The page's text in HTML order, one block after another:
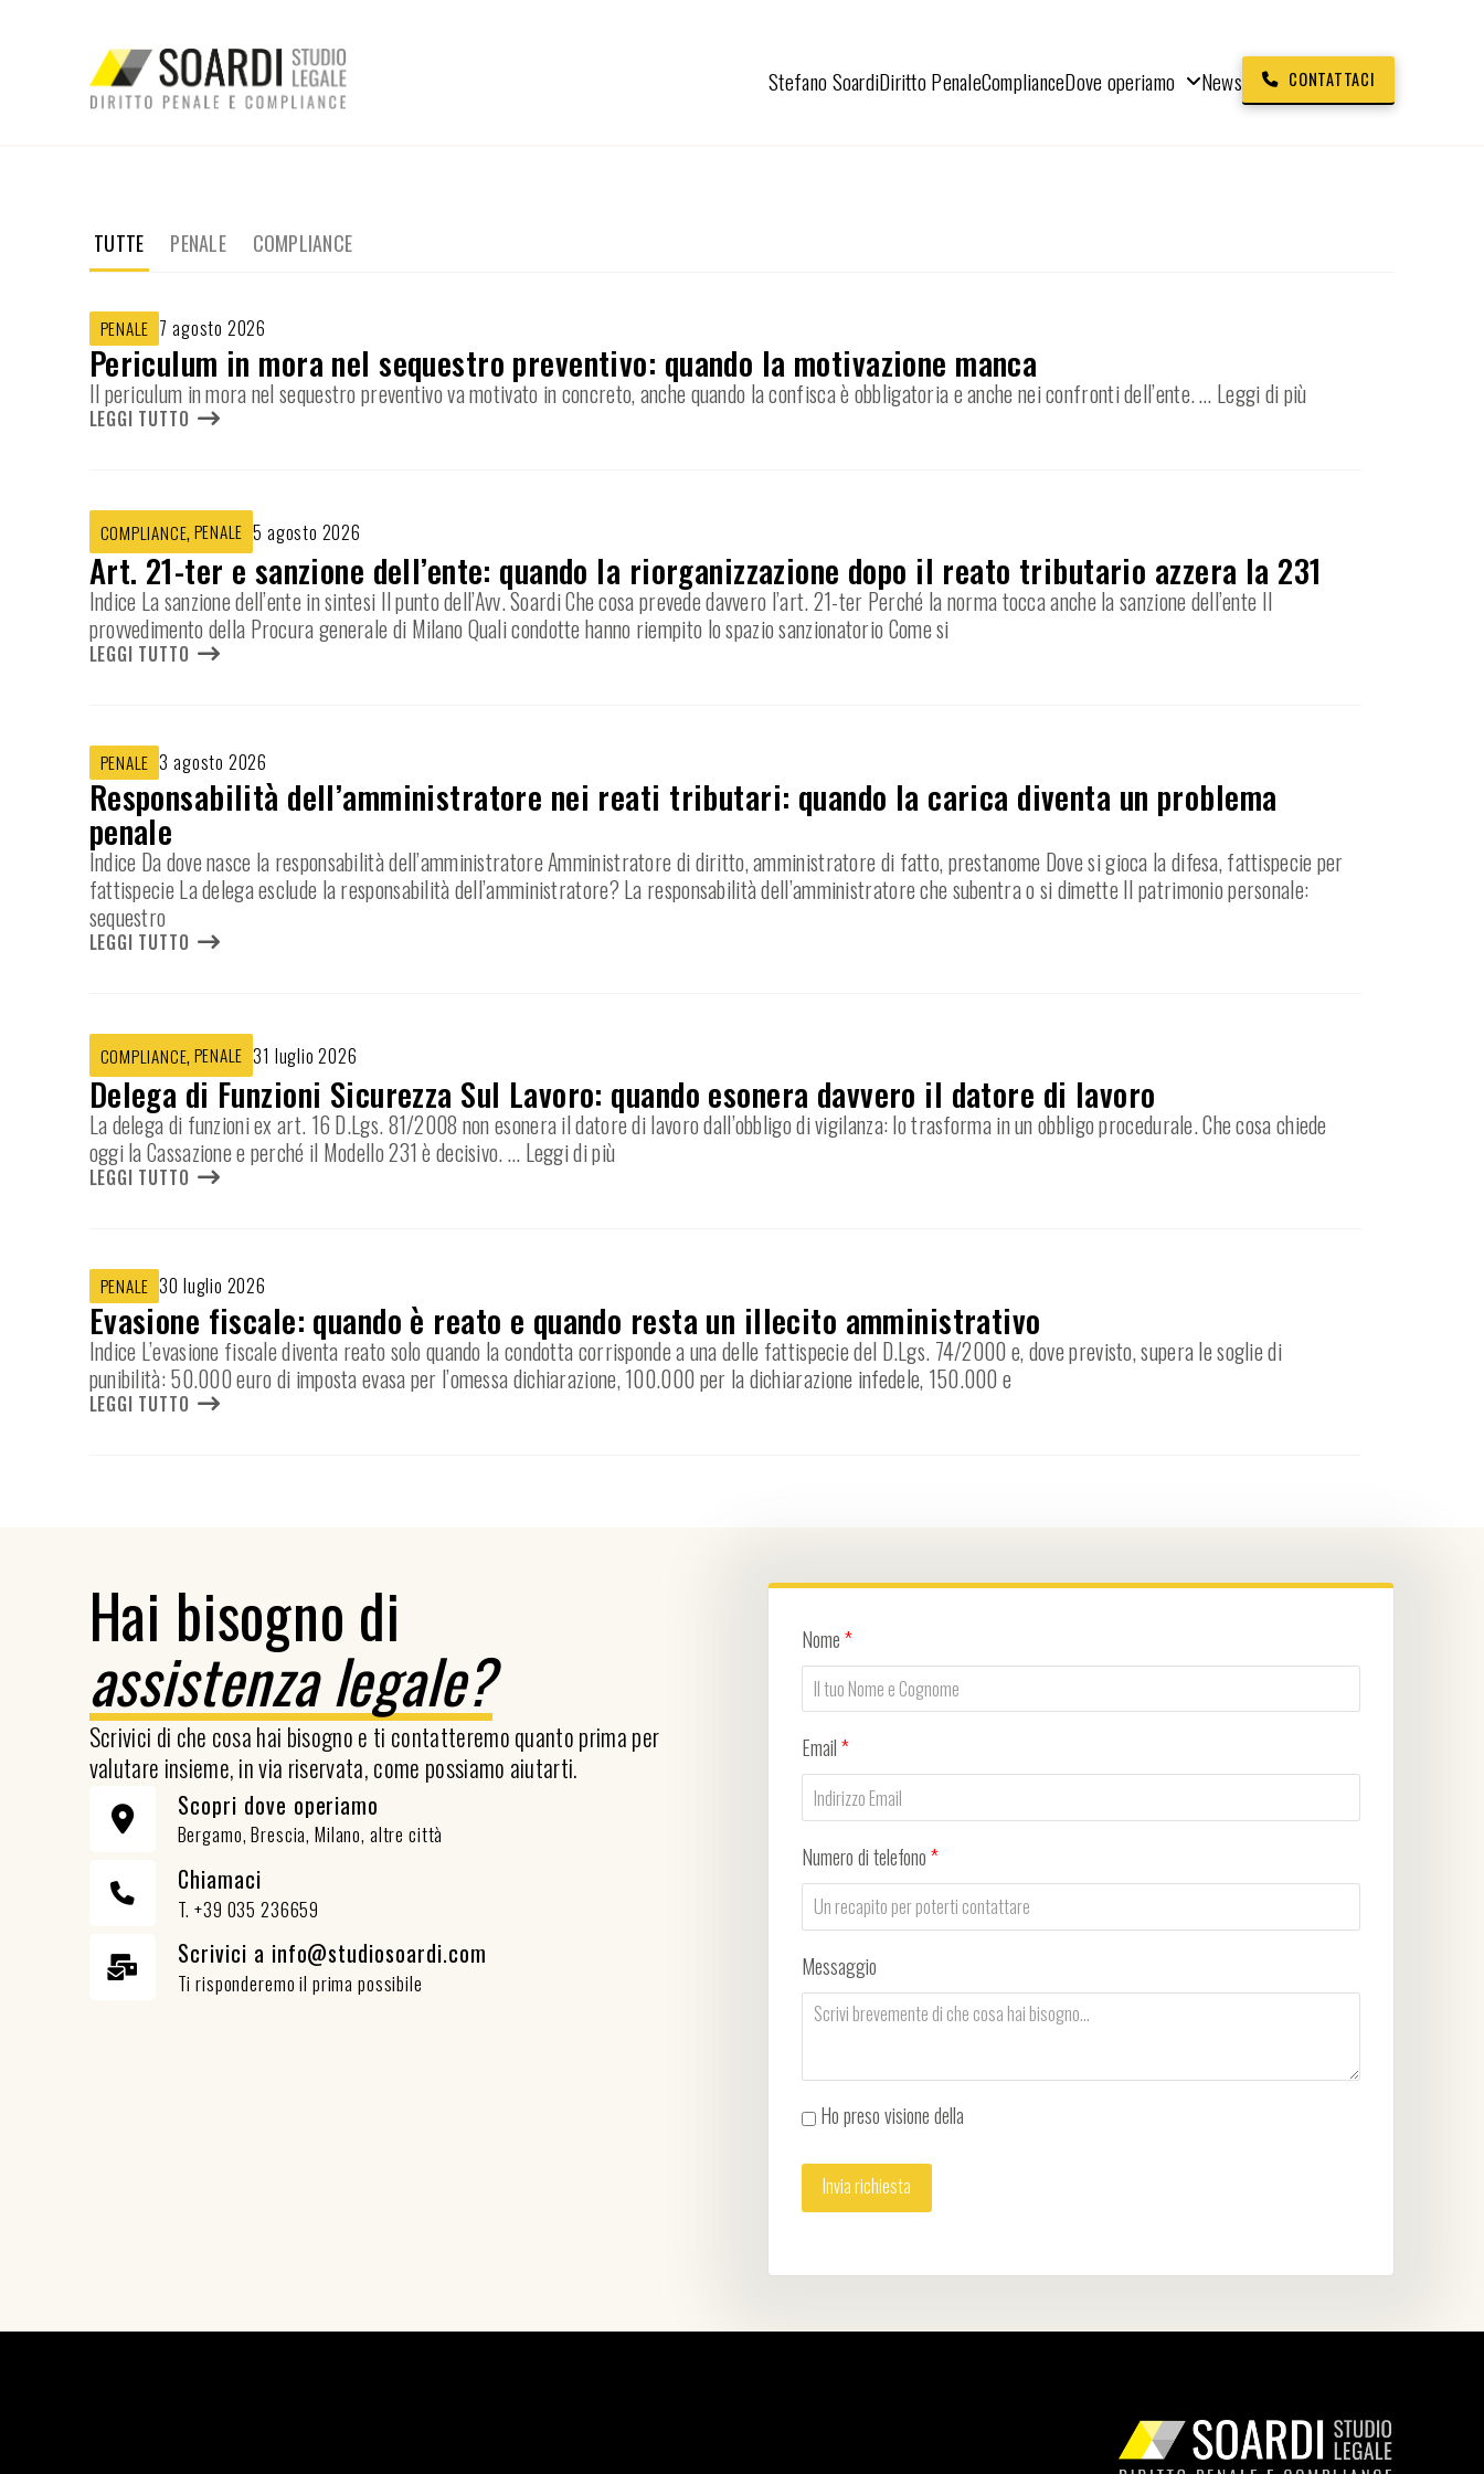
Stefano SoardiDiritto PenaleComplianceDove operiamo News CONTATTACI
TUTTE PENALE COMPLIANCE
PENALE 7 agosto 2026
Periculum in mora nel sequestro preventivo: quando la motivazione manca
Il periculum in mora nel sequestro preventivo va motivato in concreto, anche quando la confisca è obbligatoria e anche nei confronti dell’ente.… Leggi di più
LEGGI TUTTO
COMPLIANCE, PENALE 5 agosto 2026
Art. 21-ter e sanzione dell’ente: quando la riorganizzazione dopo il reato tributario azzera la 231
Indice La sanzione dell’ente in sintesi Il punto dell’Avv. Soardi Che cosa prevede davvero l’art. 21-ter Perché la norma tocca anche la sanzione dell’ente Il
provvedimento della Procura generale di Milano Quali condotte hanno riempito lo spazio sanzionatorio Come si
LEGGI TUTTO
PENALE 3 agosto 2026
Responsabilità dell’amministratore nei reati tributari: quando la carica diventa un problema
penale
Indice Da dove nasce la responsabilità dell’amministratore Amministratore di diritto, amministratore di fatto, prestanome Dove si gioca la difesa, fattispecie per
fattispecie La delega esclude la responsabilità dell’amministratore? La responsabilità dell’amministratore che subentra o si dimette Il patrimonio personale:
sequestro
LEGGI TUTTO
COMPLIANCE, PENALE 31 luglio 2026
Delega di Funzioni Sicurezza Sul Lavoro: quando esonera davvero il datore di lavoro
La delega di funzioni ex art. 16 D.Lgs. 81/2008 non esonera il datore di lavoro dall’obbligo di vigilanza: lo trasforma in un obbligo procedurale. Che cosa chiede
oggi la Cassazione e perché il Modello 231 è decisivo.… Leggi di più
LEGGI TUTTO
PENALE 30 luglio 2026
Evasione fiscale: quando è reato e quando resta un illecito amministrativo
Indice L’evasione fiscale diventa reato solo quando la condotta corrisponde a una delle fattispecie del D.Lgs. 74/2000 e, dove previsto, supera le soglie di
punibilità: 50.000 euro di imposta evasa per l’omessa dichiarazione, 100.000 per la dichiarazione infedele, 150.000 e
LEGGI TUTTO
Hai bisogno di
assistenza legale?
Scrivici di che cosa hai bisogno e ti contatteremo quanto prima per
valutare insieme, in via riservata, come possiamo aiutarti.
Scopri dove operiamo
Bergamo, Brescia, Milano, altre città
Chiamaci
T. +39 035 236659
Scrivici a info@studiosoardi.com
Ti risponderemo il prima possibile
Nome*
Email*
Numero di telefono*
Messaggio
Ho preso visione della